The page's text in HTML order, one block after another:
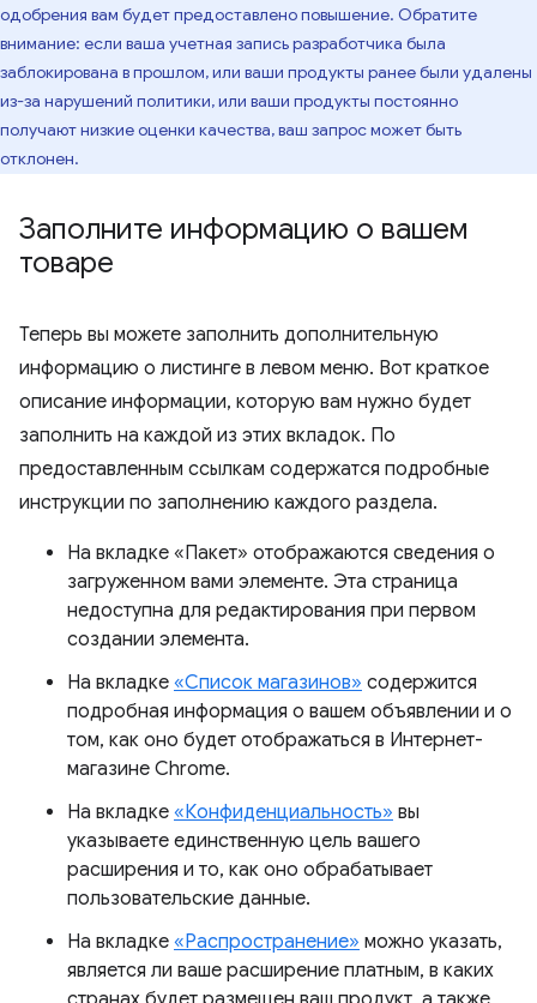
одобрения вам будет предоставлено повышение. Обратите
внимание: если ваша учетная запись разработчика была
заблокирована в прошлом, или ваши продукты ранее были удалены
из-за нарушений политики, или ваши продукты постоянно
получают низкие оценки качества, ваш запрос может быть
отклонен.
Заполните информацию о вашем
товаре
Теперь вы можете заполнить дополнительную
информацию о листинге в левом меню. Вот краткое
описание информации, которую вам нужно будет
заполнить на каждой из этих вкладок. По
предоставленным ссылкам содержатся подробные
инструкции по заполнению каждого раздела.
На вкладке «Пакет» отображаются сведения о
загруженном вами элементе. Эта страница
недоступна для редактирования при первом
создании элемента.
На вкладке «Список магазинов» содержится
подробная информация о вашем объявлении и о
том, как оно будет отображаться в Интернет-
магазине Chrome.
На вкладке «Конфиденциальность» вы
указываете единственную цель вашего
расширения и то, как оно обрабатывает
пользовательские данные.
На вкладке «Распространение» можно указать,
является ли ваше расширение платным, в каких